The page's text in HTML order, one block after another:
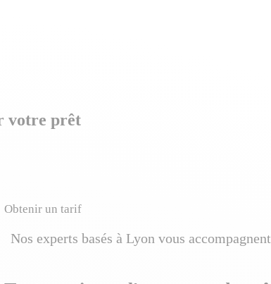
Obtenir un tarif
Nos experts basés à Lyon vous accompagnent
votre prêt